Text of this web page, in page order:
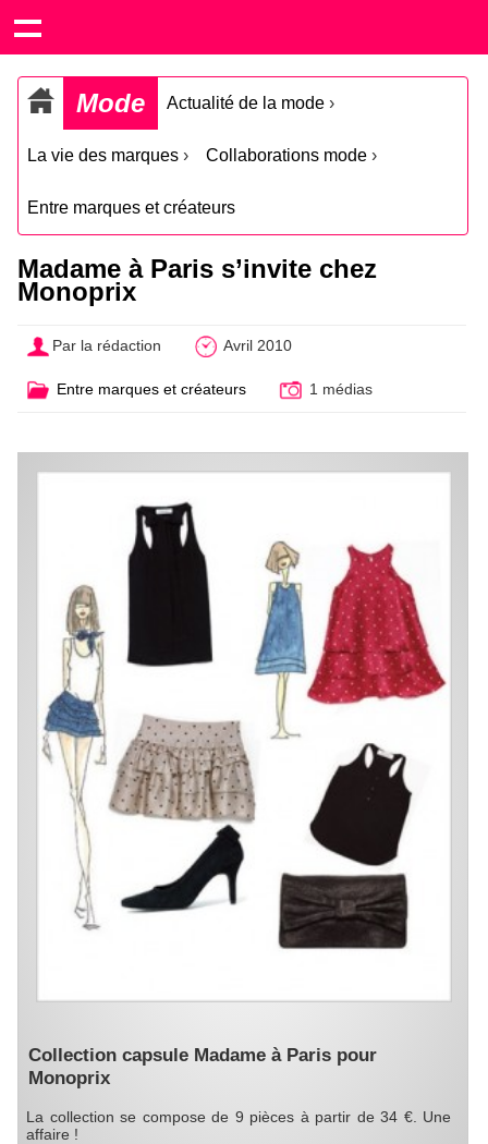
Mode Actualité de la mode ›
La vie des marques › Collaborations mode ›
Entre marques et créateurs
Madame à Paris s’invite chez
Monoprix
Par la rédaction Avril 2010
Entre marques et créateurs 1 médias
Collection capsule Madame à Paris pour
Monoprix
La collection se compose de 9 pièces à partir de 34 €. Une
affaire !